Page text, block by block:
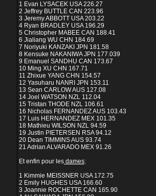
1 Evan LYSACEK USA 226.27
2 Jeffrey BUTTLE CAN 223.96
3 Jeremy ABBOTT USA 203.22
4 Ryan BRADLEY USA 196.29
5 Christopher MABEE CAN 188.41
6 Jialiang WU CHN 184.69
7 Noriyuki KANZAKI JPN 181.58
8 Kensuke NAKANIWA JPN 177.039
9 Emanuel SANDHU CAN 173.67
10 Ming XU CHN 167.71
11 Zhixue YANG CHN 154.57
12 Yasuharu NANRI JPN 153.11
13 Sean CARLOW AUS 127.08
14 Joel WATSON NZL 112.04
15 Tristan THODE NZL 106.61
16 Nicholas FERNANDEZ AUS 103.43
17 Luis HERNANDEZ MEX 101.35
18 Mathieu WILSON NZL 94.59
19 Justin PIETERSEN RSA 94.12
20 Dean TIMMINS AUS 93.74
21 Adrian ALVARADO MEX 91.26
Et enfin pour lesdames:
1 Kimmie MEISSNER USA 172.75
2 Emily HUGHES USA 166.60
3 Joannie ROCHETTE CAN 165.90